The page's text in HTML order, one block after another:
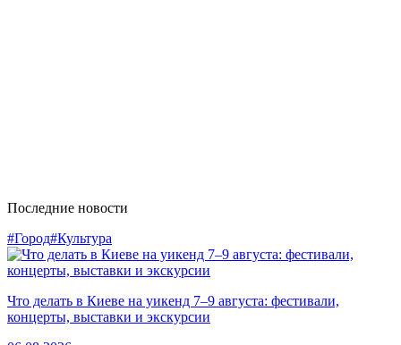
Последние новости
#Город#Культура
Что делать в Киеве на уикенд 7–9 августа: фестивали,
концерты, выставки и экскурсии